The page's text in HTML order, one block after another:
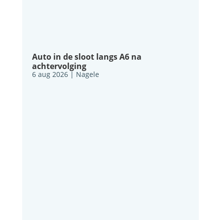
Auto in de sloot langs A6 na
achtervolging
6 aug 2026| Nagele